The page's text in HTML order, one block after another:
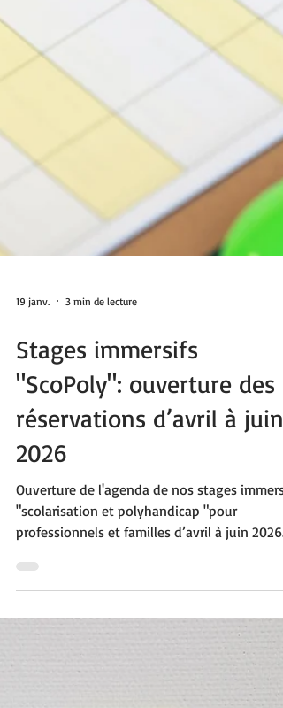
19 janv. 3 min de lecture
Stages immersifs
"ScoPoly": ouverture des
réservations d’avril à juin